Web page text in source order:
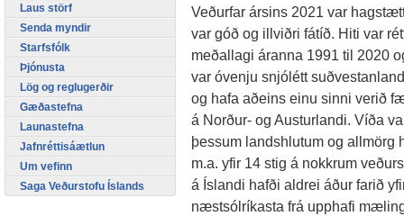
Veðurfar ársins 2021 var
var góð og illviðri fátíð. Hiti var
meðallagi áranna 1991 til 2020
var óvenju snjólétt
og hafa aðeins einu sinni verið
á Norður- og Austurlandi. Víða
þessum landshlutum og allmörg
m.a. yfir 14 stig á nokkrum
á Íslandi hafði aldrei áður farið
næstsólríkasta frá upphafi
Laus störf
Senda myndir
Starfsfólk
Þjónusta
Lög og reglugerðir
Gæðastefna
Launastefna
Jafnréttisáætlun
Um vefinn
Saga Veðurstofu Íslands